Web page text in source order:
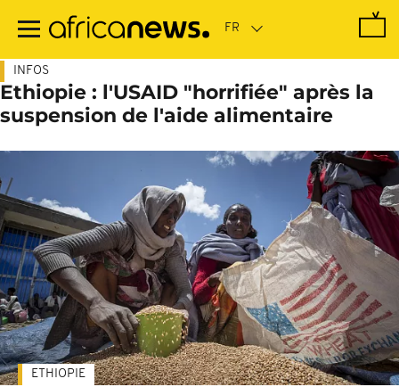
contenu
INFOS
Ethiopie : l'USAID "horrifiée" après la
suspension de l'aide alimentaire
ETHIOPIE